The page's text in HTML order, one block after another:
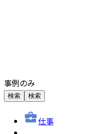
事例のみ
検索 検索
仕事